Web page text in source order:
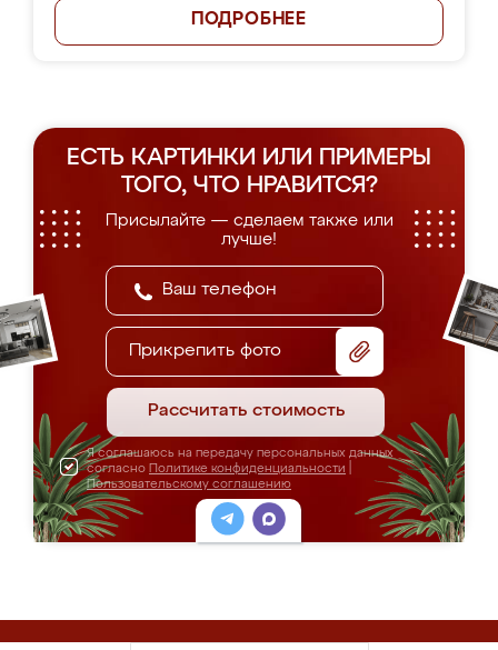
ПОДРОБНЕЕ
ЕСТЬ КАРТИНКИ ИЛИ ПРИМЕРЫ
ТОГО, ЧТО НРАВИТСЯ?
Присылайте — сделаем также или
лучше!
Прикрепить фото
Рассчитать стоимость
Я соглашаюсь на передачу персональных данных
согласно Политике конфиденциальности
Пользовательскому соглашению